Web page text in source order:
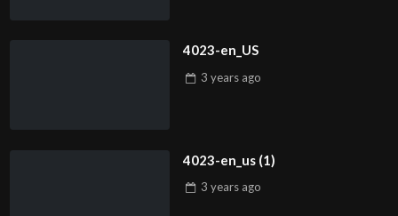
4023-en_US
3 years ago
4023-en_us (1)
3 years ago